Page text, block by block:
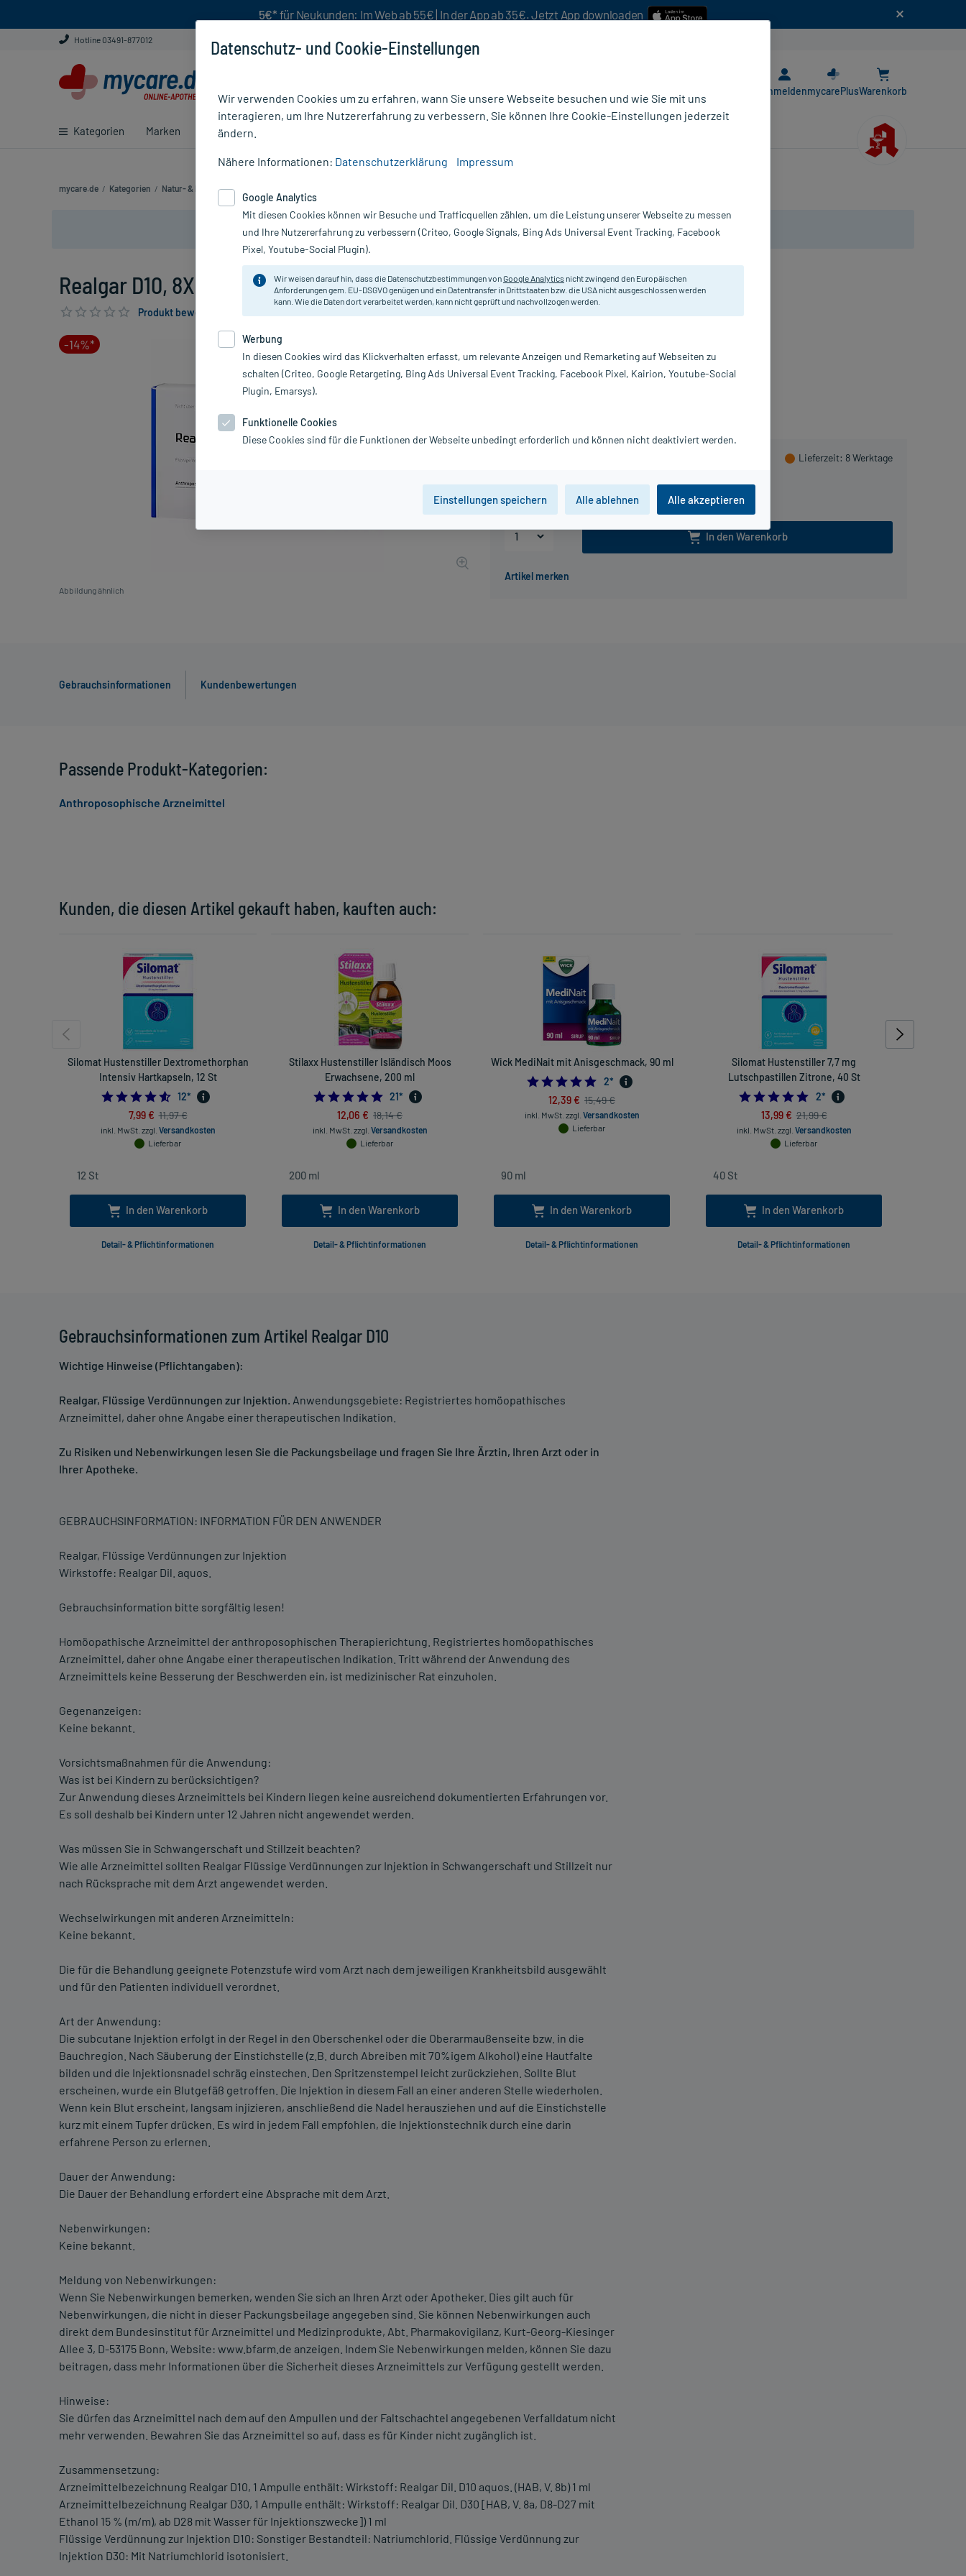
5€* für Neukunden: Im Web ab 55€ | In der App ab 35€. Jetzt App downloaden
Hotline 03491-877012
Kategorien Marken Ratgeber
AnmeldenmycarePlusWarenkorb
mycare.de / Kategorien / Natur- & Pflanzenheilkunde
Nur für kurze Zeit:Gratis-Versand* ab 19€ Mindestbestellwert!
Realgar D10, 8X1 ml
Produkt bewerten & PlusHerzen sichern
-14%*
Abbildung ähnlich
Lieferzeit: 8 Werktage
8 ml, D10 8 ml, D30
In den Warenkorb
Homöopathisches Arzneimittel.
Darreichung:
Ampullen
Hersteller:
WELEDA AG
Gebrauchsinformationen Kundenbewertungen
Gebrauchsinformationen zum Artikel Realgar D10
Wichtige Hinweise (Pflichtangaben):
Realgar, Flüssige Verdünnungen zur Injektion. Anwendungsgebiete: Registriertes homöopathisches
Arzneimittel, daher ohne Angabe einer therapeutischen Indikation.
Zu Risiken und Nebenwirkungen lesen Sie die Packungsbeilage und fragen Sie Ihre Ärztin, Ihren Arzt oder in
Ihrer Apotheke.
GEBRAUCHSINFORMATION: INFORMATION FÜR DEN ANWENDER
Realgar, Flüssige Verdünnungen zur Injektion
Wirkstoffe: Realgar Dil. aquos.
Gebrauchsinformation bitte sorgfältig lesen!
Homöopathische Arzneimittel der anthroposophischen Therapierichtung. Registriertes homöopathisches
Arzneimittel, daher ohne Angabe einer therapeutischen Indikation. Tritt während der Anwendung des
Arzneimittels keine Besserung der Beschwerden ein, ist medizinischer Rat einzuholen.
Gegenanzeigen:
Keine bekannt.
Vorsichtsmaßnahmen für die Anwendung:
Was ist bei Kindern zu berücksichtigen?
Zur Anwendung dieses Arzneimittels bei Kindern liegen keine ausreichend dokumentierten Erfahrungen vor.
Es soll deshalb bei Kindern unter 12 Jahren nicht angewendet werden.
Was müssen Sie in Schwangerschaft und Stillzeit beachten?
Wie alle Arzneimittel sollten Realgar Flüssige Verdünnungen zur Injektion in Schwangerschaft und Stillzeit nur
nach Rücksprache mit dem Arzt angewendet werden.
Wechselwirkungen mit anderen Arzneimitteln:
Keine bekannt.
Die für die Behandlung geeignete Potenzstufe wird vom Arzt nach dem jeweiligen Krankheitsbild ausgewählt
und für den Patienten individuell verordnet.
Art der Anwendung:
Die subcutane Injektion erfolgt in der Regel in den Oberschenkel oder die Oberarmaußenseite bzw. in die
Bauchregion. Nach Säuberung der Einstichstelle (z.B. durch Abreiben mit 70%igem Alkohol) eine Hautfalte
bilden und die Injektionsnadel schräg einstechen. Den Spritzenstempel leicht zurückziehen. Sollte Blut
erscheinen, wurde ein Blutgefäß getroffen. Die Injektion in diesem Fall an einer anderen Stelle wiederholen.
Wenn kein Blut erscheint, langsam injizieren, anschließend die Nadel herausziehen und auf die Einstichstelle
kurz mit einem Tupfer drücken. Es wird in jedem Fall empfohlen, die Injektionstechnik durch eine darin
erfahrene Person zu erlernen.
Dauer der Anwendung:
Die Dauer der Behandlung erfordert eine Absprache mit dem Arzt.
Nebenwirkungen:
Keine bekannt.
Meldung von Nebenwirkungen:
Wenn Sie Nebenwirkungen bemerken, wenden Sie sich an Ihren Arzt oder Apotheker. Dies gilt auch für
Nebenwirkungen, die nicht in dieser Packungsbeilage angegeben sind. Sie können Nebenwirkungen auch
direkt dem Bundesinstitut für Arzneimittel und Medizinprodukte, Abt. Pharmakovigilanz, Kurt-Georg-Kiesinger
Allee 3, D-53175 Bonn, Website: www.bfarm.de anzeigen. Indem Sie Nebenwirkungen melden, können Sie dazu
beitragen, dass mehr Informationen über die Sicherheit dieses Arzneimittels zur Verfügung gestellt werden.
Hinweise:
Sie dürfen das Arzneimittel nach dem auf den Ampullen und der Faltschachtel angegebenen Verfalldatum nicht
mehr verwenden. Bewahren Sie das Arzneimittel so auf, dass es für Kinder nicht zugänglich ist.
Zusammensetzung:
Arzneimittelbezeichnung Realgar D10, 1 Ampulle enthält: Wirkstoff: Realgar Dil. D10 aquos. (HAB, V. 8b) 1 ml
Arzneimittelbezeichnung Realgar D30, 1 Ampulle enthält: Wirkstoff: Realgar Dil. D30 [HAB, V. 8a, D8-D27 mit
Ethanol 15 % (m/m), ab D28 mit Wasser für Injektionszwecke]) 1 ml
Flüssige Verdünnung zur Injektion D10: Sonstiger Bestandteil: Natriumchlorid. Flüssige Verdünnung zur
Injektion D30: Mit Natriumchlorid isotonisiert.
Kunden, die diesen Artikel gekauft haben, kauften auch:
Silomat Hustenstiller Dextromethorphan
Intensiv Hartkapseln, 12 St
4.583333333333333
12*
7,99 € 11,97 €
inkl. MwSt. zzgl. Versandkosten
Lieferbar
In den Warenkorb
Detail- & Pflichtinformationen
Stilaxx Hustenstiller Isländisch Moos
Erwachsene, 200 ml
5.0
21*
12,06 € 18,14 €
inkl. MwSt. zzgl. Versandkosten
Lieferbar
In den Warenkorb
Detail- & Pflichtinformationen
Wick MediNait mit Anisgeschmack, 90 ml
5.0
2*
12,39 € 15,49 €
inkl. MwSt. zzgl. Versandkosten
Lieferbar
In den Warenkorb
Detail- & Pflichtinformationen
Silomat Hustenstiller 7,7 mg
Lutschpastillen Zitrone, 40 St
5.0
2*
13,99 € 21,99 €
inkl. MwSt. zzgl. Versandkosten
Lieferbar
In den Warenkorb
Detail- & Pflichtinformationen
Passende Produkt-Kategorien:
Anthroposophische Arzneimittel
Datenschutz- und Cookie-Einstellungen
Wir verwenden Cookies um zu erfahren, wann Sie unsere Webseite besuchen und wie Sie mit uns
interagieren, um Ihre Nutzererfahrung zu verbessern. Sie können Ihre Cookie-Einstellungen jederzeit
ändern.
Nähere Informationen: Datenschutzerklärung Impressum
Google Analytics
Mit diesen Cookies können wir Besuche und Trafficquellen zählen, um die Leistung unserer Webseite zu messen
und Ihre Nutzererfahrung zu verbessern (Criteo, Google Signals, Bing Ads Universal Event Tracking, Facebook
Pixel, Youtube-Social Plugin).
Wir weisen darauf hin, dass die Datenschutzbestimmungen vonGoogle Analytics nicht zwingend den Europäischen
Anforderungen gem. EU-DSGVO genügen und ein Datentransfer in Drittstaaten bzw. die USA nicht ausgeschlossen werden
kann. Wie die Daten dort verarbeitet werden, kann nicht geprüft und nachvollzogen werden.
Werbung
In diesen Cookies wird das Klickverhalten erfasst, um relevante Anzeigen und Remarketing auf Webseiten zu
schalten (Criteo, Google Retargeting, Bing Ads Universal Event Tracking, Facebook Pixel, Kairion, Youtube-Social
Plugin, Emarsys).
Funktionelle Cookies
Diese Cookies sind für die Funktionen der Webseite unbedingt erforderlich und können nicht deaktiviert werden.
Einstellungen speichern Alle ablehnen Alle akzeptieren